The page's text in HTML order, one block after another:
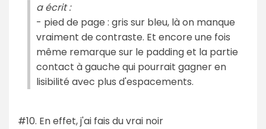
a écrit :
- pied de page : gris sur bleu, là on manque
vraiment de contraste. Et encore une fois
même remarque sur le padding et la partie
contact à gauche qui pourrait gagner en
lisibilité avec plus d'espacements.
#10. En effet, j'ai fais du vrai noir